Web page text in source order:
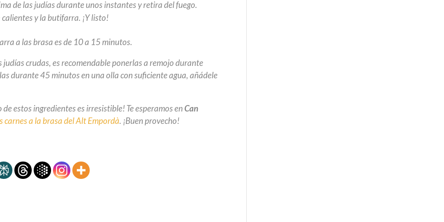
de las judías durante unos instantes y retira del fuego.
y la butifarra. ¡Y listo!
a las brasa es de 10 a 15 minutos.
judías crudas, es recomendable ponerlas a remojo durante
durante 45 minutos en una olla con suficiente agua, añádele
estos ingredientes es irresistible! Te esperamos enCan
carnes a la brasa del Alt Empordà. ¡Buen provecho!